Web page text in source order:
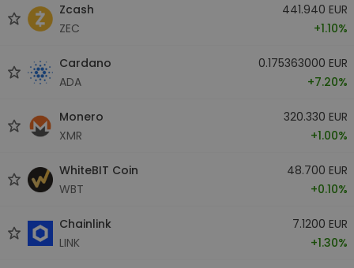
Zcash
ZEC
441.940 EUR
+1.10%
Cardano
ADA
0.175363000 EUR
+7.20%
Monero
XMR
320.330 EUR
+1.00%
WhiteBIT Coin
WBT
48.700 EUR
+0.10%
Chainlink
LINK
7.1200 EUR
+1.30%